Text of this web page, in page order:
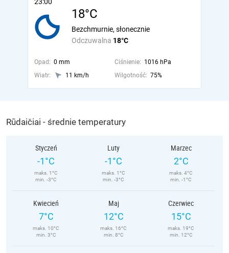
18°C
Odczuwalna 18°C
Bezchmurnie, słonecznie
Opad: 0 mm Ciśnienie: 1016 hPa
Wiatr:
11 km/h Wilgotność: 75%
Rūdaičiai - średnie temperatury
Styczeń
-1°C
maks. 1°C
min. -3°C
Luty
-1°C
maks. 1°C
min. -3°C
Marzec
2°C
maks. 4°C
min. -1°C
Kwiecień
7°C
maks. 10°C
min. 3°C
Maj
12°C
maks. 16°C
min. 8°C
Czerwiec
15°C
maks. 19°C
min. 12°C